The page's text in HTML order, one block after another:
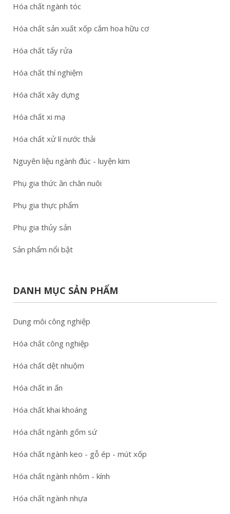
Hóa chất ngành tóc
Hóa chất sản xuất xốp cắm hoa hữu cơ
Hóa chất tẩy rửa
Hóa chất thí nghiệm
Hóa chất xây dựng
Hóa chất xi mạ
Hóa chất xử lí nước thải
Nguyên liệu ngành đúc - luyện kim
Phụ gia thức ăn chăn nuôi
Phụ gia thực phẩm
Phụ gia thủy sản
Sản phẩm nổi bật
DANH MỤC SẢN PHẨM
Dung môi công nghiệp
Hóa chất công nghiệp
Hóa chất dệt nhuộm
Hóa chất in ấn
Hóa chất khai khoáng
Hóa chất ngành gốm sứ
Hóa chất ngành keo - gỗ ép - mút xốp
Hóa chất ngành nhôm - kính
Hóa chất ngành nhựa